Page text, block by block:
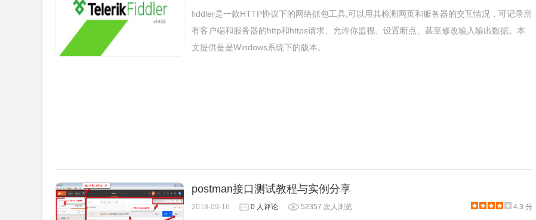
2.在如下截图中可以看到请求消息：
备注:每个公司请求路径差不多，但是定义请求参数形式不相同，我列举出我公司接口开发测试样式，仅供参考。
fiddler是一款HTTP协议下的网络抓包工具,可以用其检测网页和服务器的交互情况，可记录所
有客户端和服务器的http和https请求、允许你监视、设置断点、甚至修改输入输出数据。本
文提供是是Windows系统下的版本。
postman接口测试教程与实例分享
2018-09-16 0 人评论 52357 次人浏览 4.3 分